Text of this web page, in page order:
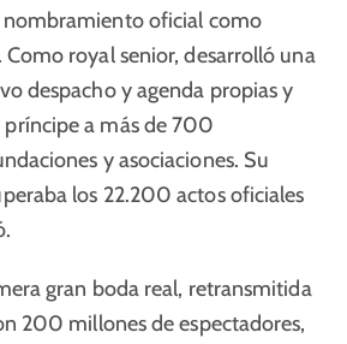
nombramiento oficial como
royal senior, desarrolló una
despacho y agenda propias y
a más de 700
y asociaciones. Su
los 22.200 actos oficiales
gran boda real, retransmitida
200 millones de espectadores,